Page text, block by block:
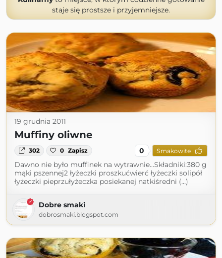
staje się prostsze i przyjemniejsze.
19 grudnia 2011
Muffiny oliwne
302 0 Zapisz 0 Smakowite
Dawno nie było muffinek na wytrawnie...Składniki:380 g
mąki pszennej2 łyżeczki proszkućwierć łyżeczki solipół
łyżeczki pieprzułyżeczka posiekanej natkiśredni (...)
Dobre smaki
dobrosmaki.blogspot.com